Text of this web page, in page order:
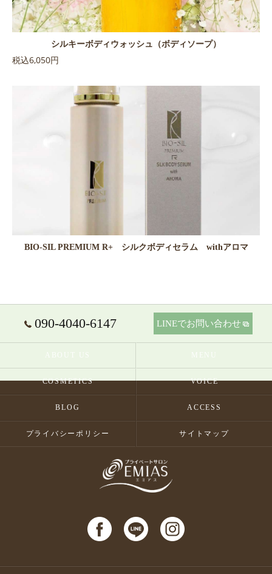
シルキーボディウォッシュ（ボディソープ）
税込6,050円
BIO-SIL PREMIUM R+ シルクボディセラム withアロマ
090-4040-6147 LINEでお問い合わせ
ABOUT US MENU
COSMETICS VOICE
BLOG ACCESS
プライバシーポリシー サイトマップ